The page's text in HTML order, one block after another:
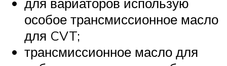
особое трансмиссионное масло
для CVT;
трансмиссионное масло для